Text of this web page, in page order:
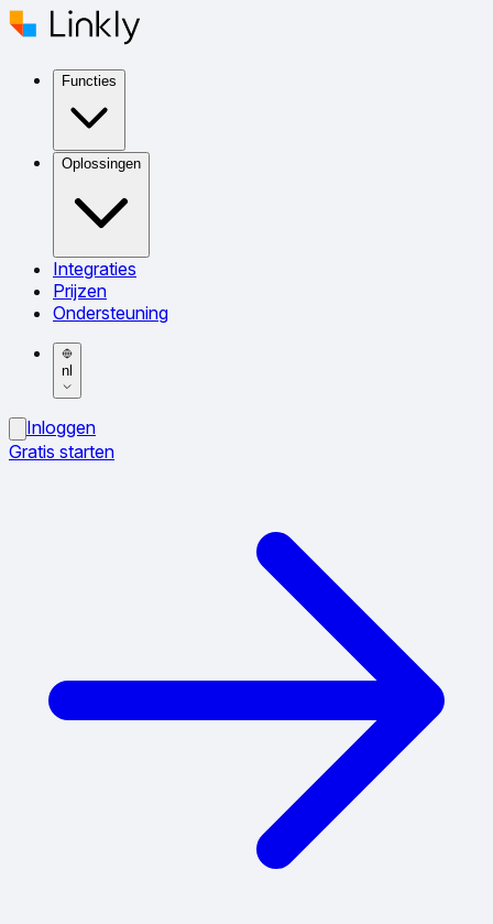
Functies
Oplossingen
Integraties
Prijzen
Ondersteuning
nl
Inloggen
Gratis starten